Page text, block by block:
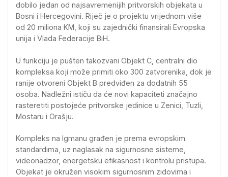
dobilo jedan od najsavremenijih pritvorskih objekata u
Bosni i Hercegovini. Riječ je o projektu vrijednom više
od 20 miliona KM, koji su zajednički finansirali Evropska
unija i Vlada Federacije BiH.
U funkciju je pušten takozvani Objekt C, centralni dio
kompleksa koji može primiti oko 300 zatvorenika, dok je
ranije otvoreni Objekt B predviđen za dodatnih 55
osoba. Nadležni ističu da će novi kapaciteti značajno
rasteretiti postojeće pritvorske jedinice u Zenici, Tuzli,
Mostaru i Orašju.
Kompleks na Igmanu građen je prema evropskim
standardima, uz naglasak na sigurnosne sisteme,
videonadzor, energetsku efikasnost i kontrolu pristupa.
Objekat je okružen visokim sigurnosnim zidovima i